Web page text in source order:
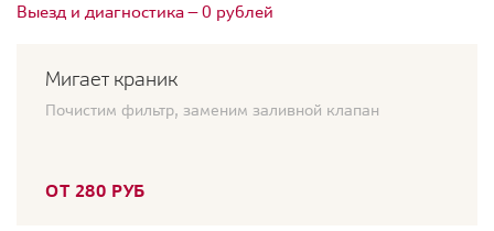
Выезд и диагностика — 0 рублей
Мигает краник
Почистим фильтр, заменим заливной клапан
ОТ 280 РУБ